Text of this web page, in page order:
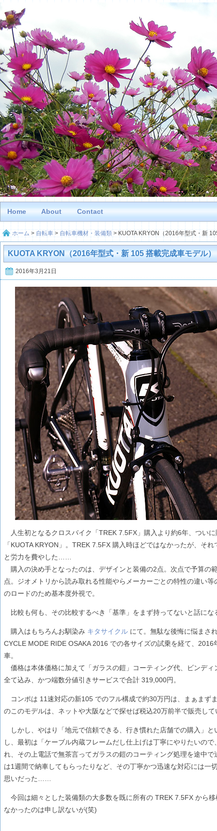
Home About Contact
ホーム > 自転車 > 自転車機材・装備類 > KUOTA KRYON（2016年型式・新
KUOTA KRYON（2016年型式・新 105 搭載完成車モデル）
2016年3月21日
人生初となるクロスバイク「TREK 7.5FX」購入より約6年、つい
「KUOTA KRYON」。TREK 7.5FX 購入時ほどではなかったが、そ
と労力を費やした……
購入の決め手となったのは、デザインと装備の2点。次点で予算の
点。ジオメトリから読み取れる性能やらメーカーごとの特性の違い
のロードのため基本度外視で。
比較も何も、その比較するべき「基準」をまず持ってないと話にな
購入はもちろんお馴染み キタサイクル にて。無駄な後悔に悩まさ
CYCLE MODE RIDE OSAKA 2016 での各サイズの試乗を経て、
車。
価格は本体価格に加えて「ガラスの鎧」コーティング代、ビンデ
全て込み、かつ端数分値引きサービスで合計 319,000円。
コンポは 11速対応の新105 でのフル構成で約30万円は、まぁまず
のこのモデルは、ネットや大阪などで探せば税込20万前半で販売し
しかし、やはり「地元で信頼できる、行き慣れた店舗での購入」
し、最初は「ケーブル内蔵フレームだし仕上げは丁寧にやりたいの
れ、その上電話で無茶言ってガラスの鎧のコーティング処理を途中
は1週間で納車してもらったりなど、その丁寧かつ迅速な対応には一
思いだった……
今回は細々とした装備類の大多数を既に所有の TREK 7.5FX から
なかったのは申し訳ないが(笑)